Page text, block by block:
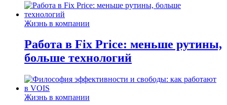
Жизнь в компании
Работа в Fix Price: меньше рутины,
больше технологий
Жизнь в компании